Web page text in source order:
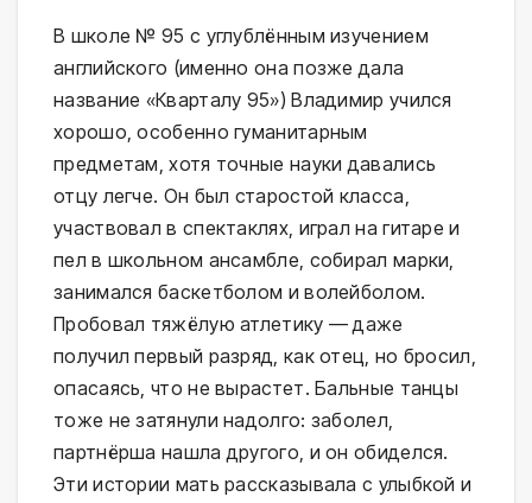
В школе № 95 с углублённым изучением
английского (именно она позже дала
название «Кварталу 95») Владимир учился
хорошо, особенно гуманитарным
предметам, хотя точные науки давались
отцу легче. Он был старостой класса,
участвовал в спектаклях, играл на гитаре и
пел в школьном ансамбле, собирал марки,
занимался баскетболом и волейболом.
Пробовал тяжёлую атлетику — даже
получил первый разряд, как отец, но бросил,
опасаясь, что не вырастет. Бальные танцы
тоже не затянули надолго: заболел,
партнёрша нашла другого, и он обиделся.
Эти истории мать рассказывала с улыбкой и